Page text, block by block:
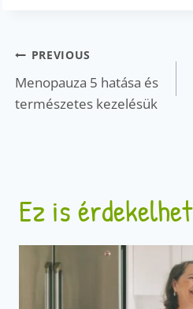
Bejegyzés
navigáció
PREVIOUS
Menopauza 5 hatása és
természetes kezelésük
Ez is érdekelhet